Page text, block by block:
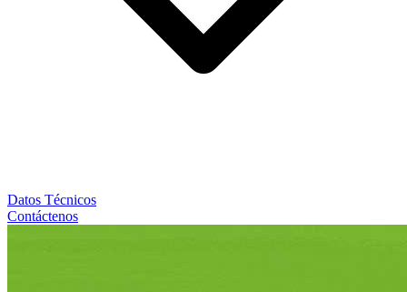
Datos Técnicos
Contáctenos